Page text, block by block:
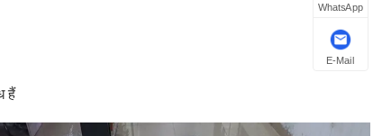
हैं
WhatsApp
E-Mail